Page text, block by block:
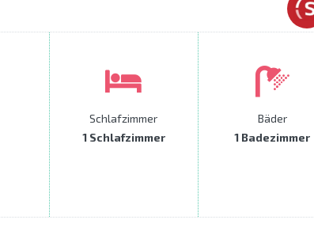
Schlafzimmer
1 Schlafzimmer
Bäder
1 Badezimmer